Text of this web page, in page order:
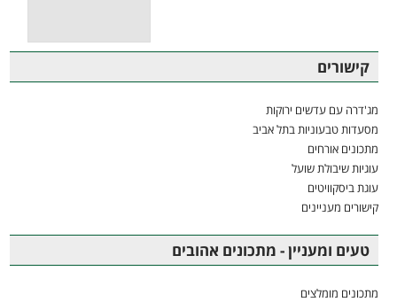
קישורים
מג'דרה עם עדשים ירוקות
מסעדות טבעוניות בתל אביב
מתכונים אורחים
עוגיות שיבולת שועל
עוגת ביסקוויטים
קישורים מעניינים
טעים ומעניין - מתכונים אהובים
מתכונים מומלצים